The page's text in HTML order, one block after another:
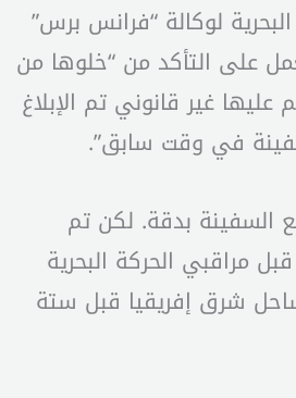
لوكالة “فرانس برس”
على التأكد من “خلوها من
غير قانوني تم الإبلاغ
في وقت سابق”.
السفينة بدقة. لكن تم
مراقبي الحركة البحرية
ساحل شرق إفريقيا قبل ستة